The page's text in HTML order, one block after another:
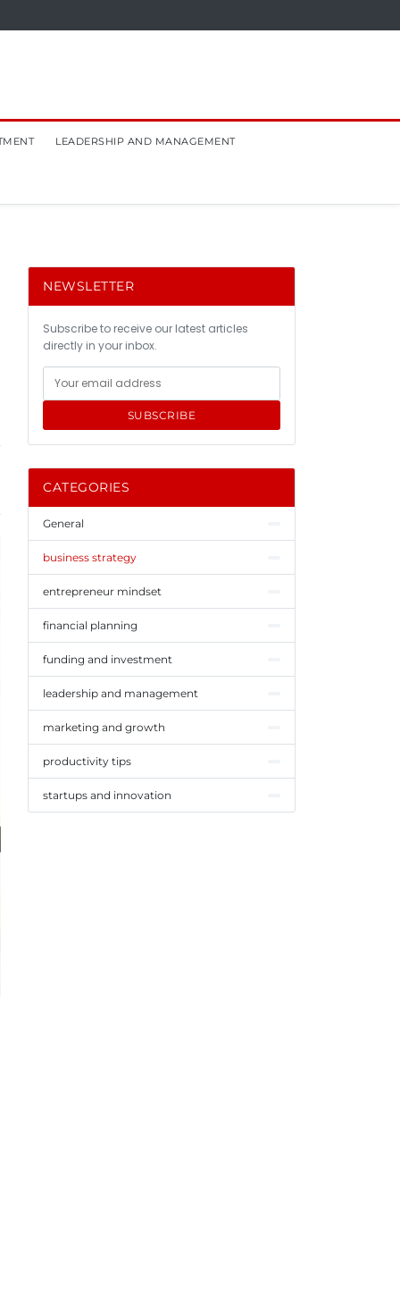
LEADERSHIP AND MANAGEMENT
NEWSLETTER
Subscribe to receive our latest articles
directly in your inbox.
SUBSCRIBE
CATEGORIES
General
business strategy
entrepreneur mindset
financial planning
funding and investment
leadership and management
marketing and growth
productivity tips
startups and innovation